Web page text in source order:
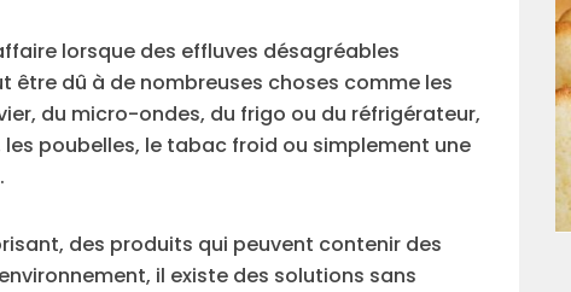
lorsque des effluves désagréables
dû à de nombreuses choses comme les
du micro-ondes, du frigo ou du réfrigérateur,
poubelles, le tabac froid ou simplement une
des produits qui peuvent contenir des
il existe des solutions sans